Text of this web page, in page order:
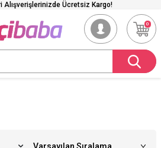
Alışverişlerinizde Ücretsiz Kargo!
0